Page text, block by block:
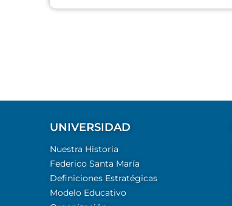
UNIVERSIDAD
Nuestra Historia
Federico Santa María
Definiciones Estratégicas
Modelo Educativo